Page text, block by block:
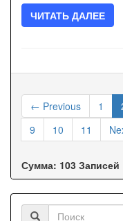
ЧИТАТЬ ДАЛЕЕ
← Previous 1
9
10 11
Сумма: 103 Записей